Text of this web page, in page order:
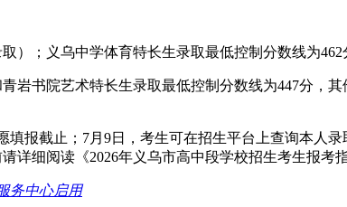
）；义乌中学体育特长生录取最低控制分数线为
岩书院艺术特长生录取最低控制分数线为447分，
报截止；7月9日，考生可在招生平台上查询本人
详细阅读《2026年义乌市高中段学校招生考生报考指
务中心启用